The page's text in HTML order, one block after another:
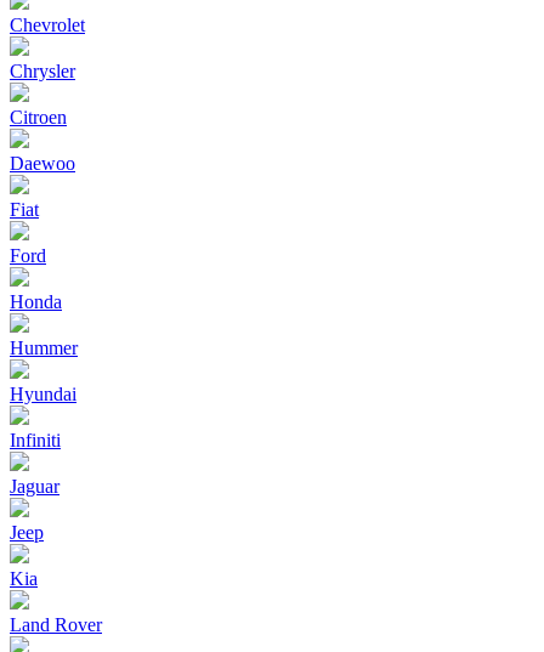
Chevrolet
Chrysler
Citroen
Daewoo
Fiat
Ford
Honda
Hummer
Hyundai
Infiniti
Jaguar
Jeep
Kia
Land Rover